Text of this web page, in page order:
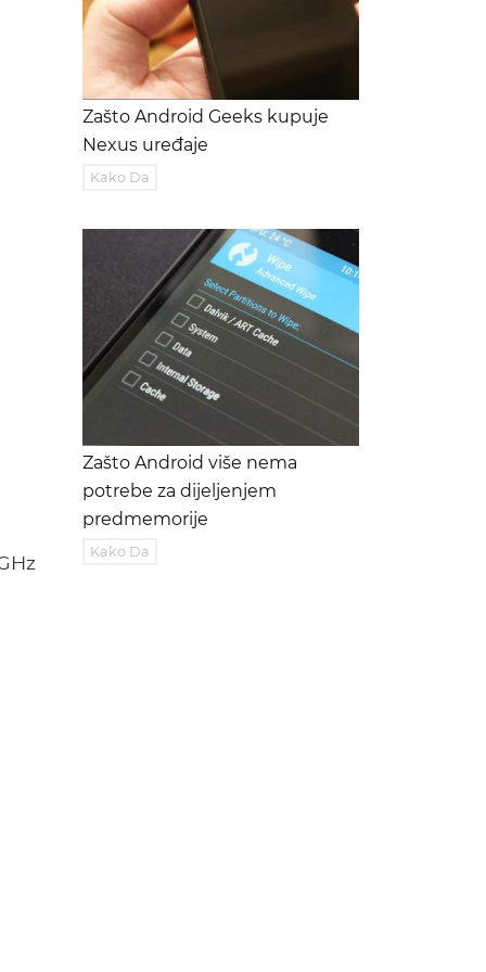
Zašto Android Geeks kupuje
Nexus uređaje
Kako Da
Zašto Android više nema
potrebe za dijeljenjem
predmemorije
Kako Da